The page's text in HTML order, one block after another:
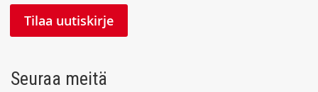
u
Tilaa uutiskirje
Seuraa meitä